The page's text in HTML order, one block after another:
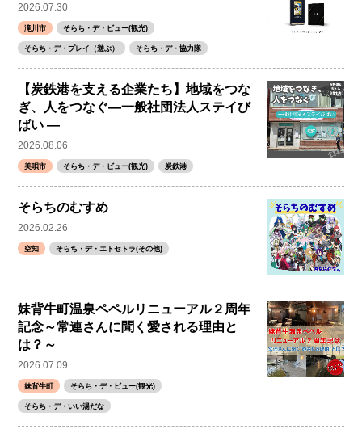
2026.07.30
滝川市 そらち・デ・ビュー(観光)
そらち・デ・プレイ（遊ぶ） そらち・デ・協力隊
【炭鉄港を支える企業たち】地域をつな
ぎ、人をつなぐ―一般社団法人ステイび
ばい ―
2026.08.06
美唄市 そらち・デ・ビュー(観光) 炭鉄港
そらちのむすめ
2026.02.26
空知 そらち・デ・エトセトラ(その他)
妹背牛町温泉ペペルリニューアル２周年
記念～常連さんに聞く愛される理由と
は？～
2026.07.09
妹背牛町 そらち・デ・ビュー(観光)
そらち・デ・いい湯だな